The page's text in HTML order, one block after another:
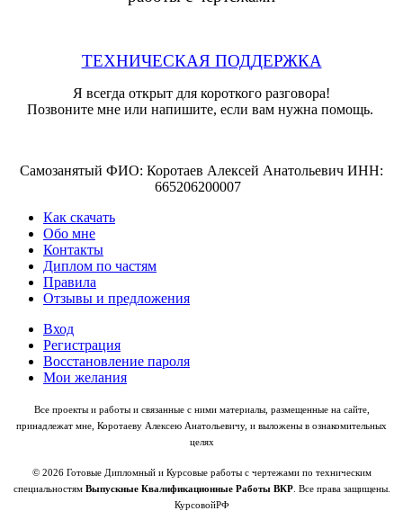
ТЕХНИЧЕСКАЯ ПОДДЕРЖКА
Я всегда открыт для короткого разговора!
Позвоните мне или напишите, если вам нужна помощь.
Самозанятый ФИО: Коротаев Алексей Анатольевич ИНН:
665206200007
Как скачать
Обо мне
Контакты
Диплом по частям
Правила
Отзывы и предложения
Вход
Регистрация
Восстановление пароля
Мои желания
Все проекты и работы и связанные с ними материалы, размещенные на сайте,
принадлежат мне, Коротаеву Алексею Анатольевичу, и выложены в ознакомительных
целях
© 2026 Готовые Дипломный и Курсовые работы с чертежами по техническим
специальностям Выпускные Квалификационные Работы ВКР. Все права защищены.
КурсовойРФ